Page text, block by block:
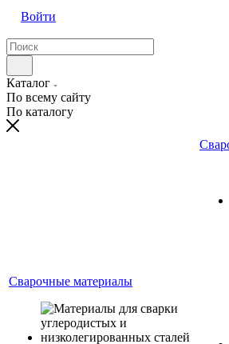
Войти
Каталог
По всему сайту
По каталогу
Сварочные материалы